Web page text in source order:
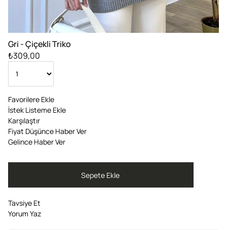
Gri - Çiçekli Triko
₺309,00
Favorilere Ekle
İstek Listeme Ekle
Karşılaştır
Fiyat Düşünce Haber Ver
Gelince Haber Ver
Tavsiye Et
Yorum Yaz